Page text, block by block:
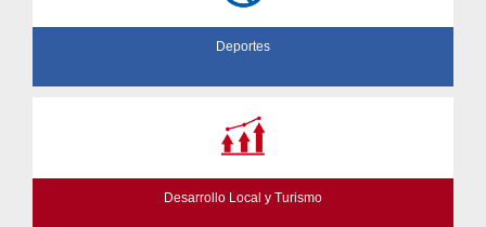
Deportes
Desarrollo Local y Turismo